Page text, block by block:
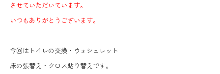
させていただいています。
いつもありがとうございます。
今回はトイレの交換・ウォシュレット
床の張替え・クロス貼り替えです。